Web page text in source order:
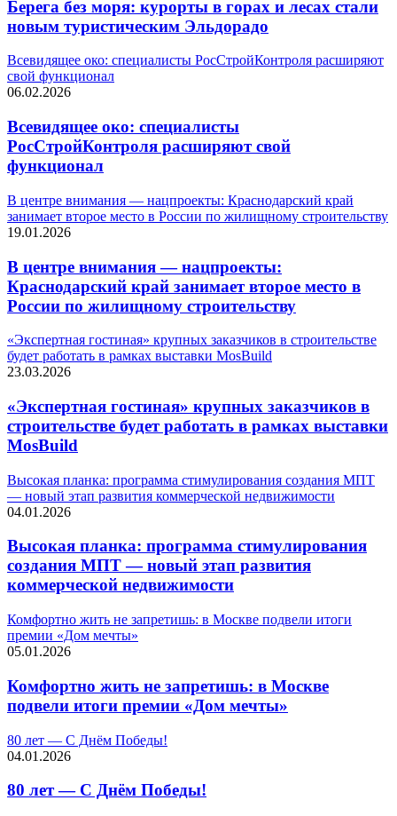
Берега без моря: курорты в горах и лесах стали
новым туристическим Эльдорадо
Всевидящее око: специалисты РосСтройКонтроля расширяют
свой функционал
06.02.2026
Всевидящее око: специалисты
РосСтройКонтроля расширяют свой
функционал
В центре внимания — нацпроекты: Краснодарский край
занимает второе место в России по жилищному строительству
19.01.2026
В центре внимания — нацпроекты:
Краснодарский край занимает второе место в
России по жилищному строительству
«Экспертная гостиная» крупных заказчиков в строительстве
будет работать в рамках выставки MosBuild
23.03.2026
«Экспертная гостиная» крупных заказчиков в
строительстве будет работать в рамках выставки
MosBuild
Высокая планка: программа стимулирования создания МПТ
— новый этап развития коммерческой недвижимости
04.01.2026
Высокая планка: программа стимулирования
создания МПТ — новый этап развития
коммерческой недвижимости
Комфортно жить не запретишь: в Москве подвели итоги
премии «Дом мечты»
05.01.2026
Комфортно жить не запретишь: в Москве
подвели итоги премии «Дом мечты»
80 лет — С Днём Победы!
04.01.2026
80 лет — С Днём Победы!